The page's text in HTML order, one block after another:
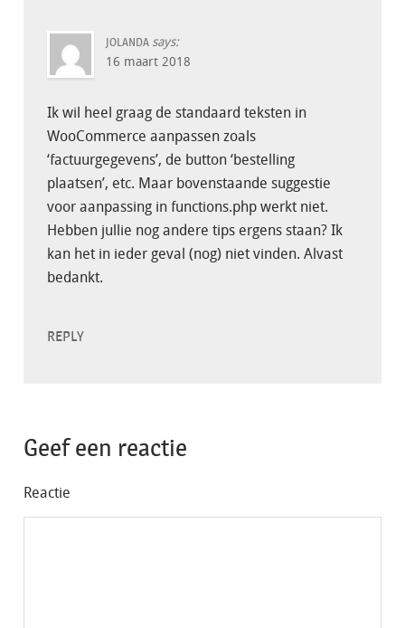
JOLANDA says:
16 maart 2018
Ik wil heel graag de standaard teksten in
WooCommerce aanpassen zoals
‘factuurgegevens’, de button ‘bestelling
plaatsen’, etc. Maar bovenstaande suggestie
voor aanpassing in functions.php werkt niet.
Hebben jullie nog andere tips ergens staan? Ik
kan het in ieder geval (nog) niet vinden. Alvast
bedankt.
REPLY
Geef een reactie
Reactie